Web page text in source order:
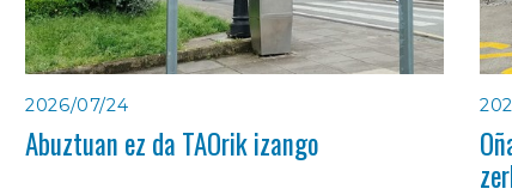
2026/07/24
Abuztuan ez da TAOrik izango